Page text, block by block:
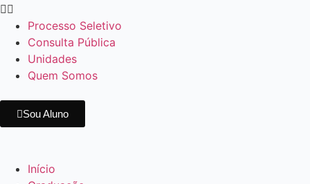
Processo Seletivo
Consulta Pública
Unidades
Quem Somos
Sou Aluno
Início